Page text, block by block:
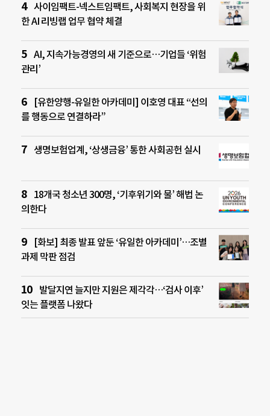
사이임팩트-넥스트임팩트, 사회복지 현장을 위
한 AI 리빙랩 업무 협약 체결
AI, 지속가능경영의 새 기준으로…기업들 ‘위험
관리’
[유한양행-유일한 아카데미] 이호영 대표 “선의
를 행동으로 연결하라”
생명보험업계, ‘상생금융’ 통한 사회공헌 실시
18개국 청소년 300명, ‘기후위기와 물’ 해법 논
의한다
[화보] 최종 발표 앞둔 ‘유일한 아카데미’…조별
과제 막판 점검
발달지연 늘지만 지원은 제각각…‘검사 이후’
잇는 플랫폼 나왔다